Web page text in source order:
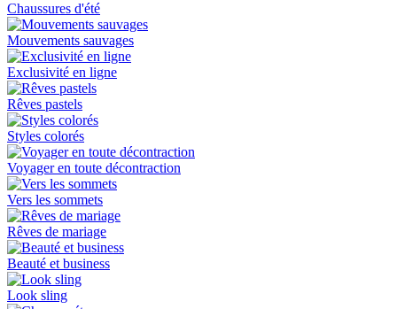
Chaussures d'été
Mouvements sauvages
Exclusivité en ligne
Rêves pastels
Styles colorés
Voyager en toute décontraction
Vers les sommets
Rêves de mariage
Beauté et business
Look sling